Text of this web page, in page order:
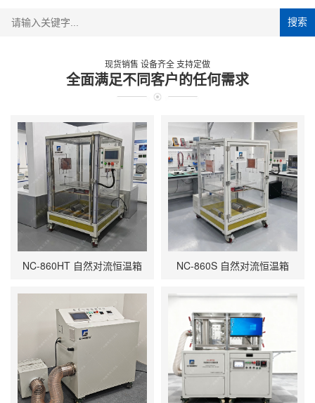
搜索
现货销售 设备齐全 支持定做
全面满足不同客户的任何需求
NC-860HT 自然对流恒温箱 NC-860S 自然对流恒温箱